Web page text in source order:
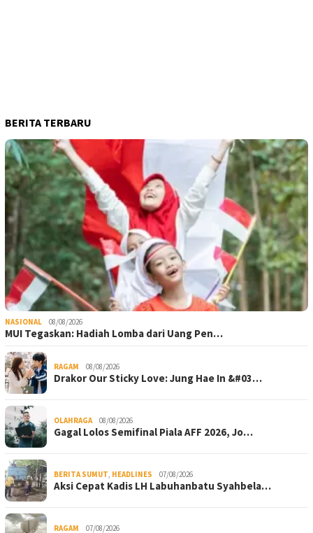
BERITA TERBARU
NASIONAL 08/08/2026
MUI Tegaskan: Hadiah Lomba dari Uang Pen…
RAGAM 08/08/2026
Drakor Our Sticky Love: Jung Hae In &#03…
OLAHRAGA 08/08/2026
Gagal Lolos Semifinal Piala AFF 2026, Jo…
BERITA SUMUT, HEADLINES 07/08/2026
Aksi Cepat Kadis LH Labuhanbatu Syahbela…
RAGAM 07/08/2026